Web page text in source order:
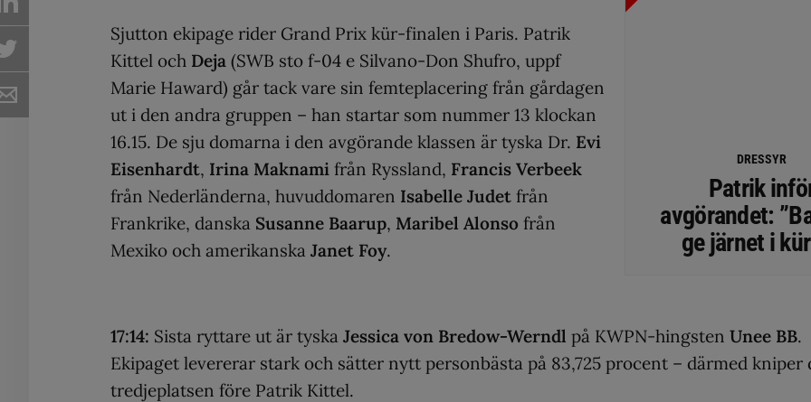
DRESSYR
Patrik
avgörandet:
ge järnet i
Sjutton ekipage rider Grand Prix kür-finalen i Paris. Patrik
Kittel och Deja (SWB sto f-04 e Silvano-Don Shufro, uppf
Marie Haward) går tack vare sin femteplacering från gårdagen
ut i den andra gruppen – han startar som nummer 13 klockan
16.15. De sju domarna i den avgörande klassen är tyska Dr. Evi
Eisenhardt, Irina Maknami från Ryssland, Francis Verbeek
från Nederländerna, huvuddomaren Isabelle Judet från
Frankrike, danska Susanne Baarup, Maribel Alonso från
Mexiko och amerikanska Janet Foy.
17:14: Sista ryttare ut är tyska Jessica von Bredow-Werndl på KWPN-hingsten Unee BB.
Ekipaget levererar stark och sätter nytt personbästa på 83,725 procent – därmed kniper
tredjeplatsen före Patrik Kittel.